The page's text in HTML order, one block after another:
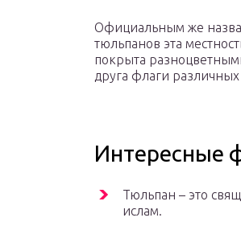
Официальным же
тюльпанов эта
покрыта
друга флаги различных
Интересные
Тюльпан – это
ислам.